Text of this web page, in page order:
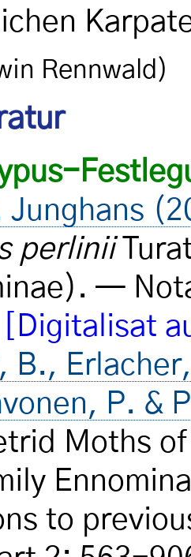
Rennwald)
Junghans
perlinii
—
[Digitalisat
B.,
P. &
Moths
to